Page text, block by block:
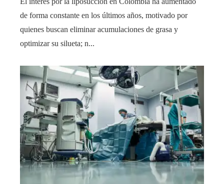
de forma constante en los últimos años, motivado por
quienes buscan eliminar acumulaciones de grasa y
optimizar su silueta; n...